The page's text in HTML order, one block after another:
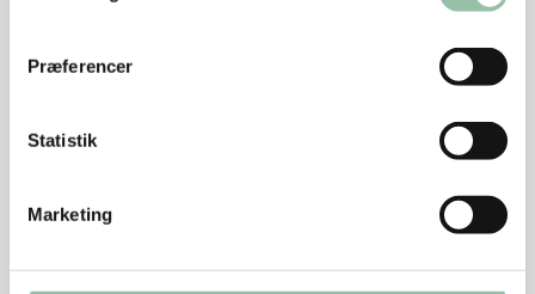
Præferencer
Statistik
Marketing